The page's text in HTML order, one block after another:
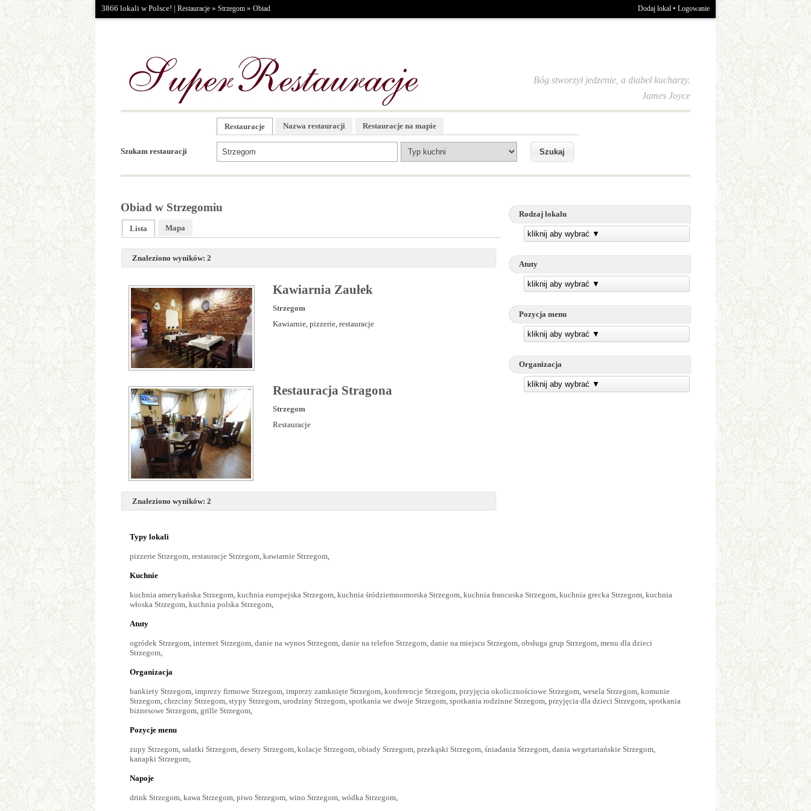
3866 lokali w Polsce! | Restauracje » Strzegom » Obiad Dodaj lokal • Logowanie
Bóg stworzył jedzenie, a diabeł kucharzy.
James Joyce
Szukam restauracji
Restauracje Nazwa restauracji Restauracje na mapie
Rodzaj lokalu
kliknij aby wybrać ▼
Atuty
kliknij aby wybrać ▼
Pozycja menu
kliknij aby wybrać ▼
Organizacja
kliknij aby wybrać ▼
Obiad w Strzegomiu
Lista Mapa
Znaleziono wyników: 2
Kawiarnia Zaułek
Strzegom
Kawiarnie, pizzerie, restauracje
Restauracja Stragona
Strzegom
Restauracje
Znaleziono wyników: 2
Typy lokali
pizzerie Strzegom, restauracje Strzegom, kawiarnie Strzegom,
Kuchnie
kuchnia amerykańska Strzegom, kuchnia europejska Strzegom, kuchnia śródziemnomorska Strzegom, kuchnia francuska Strzegom, kuchnia grecka Strzegom, kuchnia
włoska Strzegom, kuchnia polska Strzegom,
Atuty
ogródek Strzegom, internet Strzegom, danie na wynos Strzegom, danie na telefon Strzegom, danie na miejscu Strzegom, obsługa grup Strzegom, menu dla dzieci
Strzegom,
Organizacja
bankiety Strzegom, imprezy firmowe Strzegom, imprezy zamknięte Strzegom, konferencje Strzegom, przyjęcia okolicznościowe Strzegom, wesela Strzegom, komunie
Strzegom, chrzciny Strzegom, stypy Strzegom, urodziny Strzegom, spotkania we dwoje Strzegom, spotkania rodzinne Strzegom, przyjęcia dla dzieci Strzegom, spotkania
biznesowe Strzegom, grille Strzegom,
Pozycje menu
zupy Strzegom, sałatki Strzegom, desery Strzegom, kolacje Strzegom, obiady Strzegom, przekąski Strzegom, śniadania Strzegom, dania wegetariańskie Strzegom,
kanapki Strzegom,
Napoje
drink Strzegom, kawa Strzegom, piwo Strzegom, wino Strzegom, wódka Strzegom,